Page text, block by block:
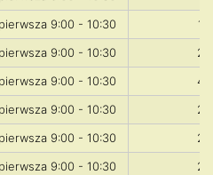
9:00 - 10:30
18
9:00 - 10:30
20
9:00 - 10:30
49
9:00 - 10:30
22
9:00 - 10:30
23
9:00 - 10:30
26